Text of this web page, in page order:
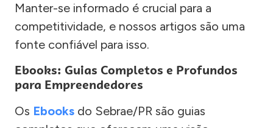
Manter-se informado é crucial para a
competitividade, e nossos artigos são uma
fonte confiável para isso.
Ebooks: Guias Completos e Profundos
para Empreendedores
Os Ebooks do Sebrae/PR são guias